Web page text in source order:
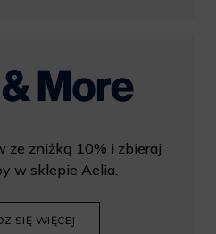
ze zniżką 10% i zbieraj
w sklepie Aelia.
SIĘ WIĘCEJ